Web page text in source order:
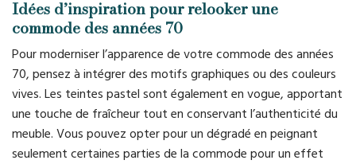
Idées d’inspiration pour relooker une
commode des années 70
Pour moderniser l’apparence de votre commode des années
70, pensez à intégrer des motifs graphiques ou des couleurs
vives. Les teintes pastel sont également en vogue, apportant
une touche de fraîcheur tout en conservant l’authenticité du
meuble. Vous pouvez opter pour un dégradé en peignant
seulement certaines parties de la commode pour un effet